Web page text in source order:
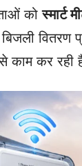
कोस्मार्ट
वितरण
काम कर रही